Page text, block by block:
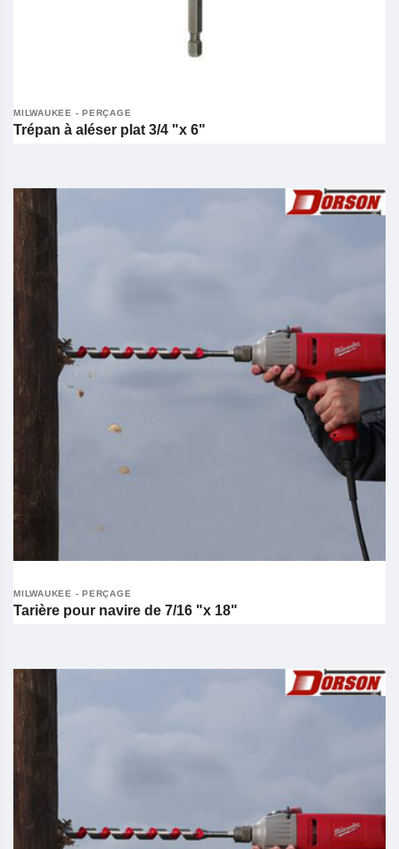
MILWAUKEE - PERÇAGE
Trépan à aléser plat 3/4 "x 6"
MILWAUKEE - PERÇAGE
Tarière pour navire de 7/16 "x 18"